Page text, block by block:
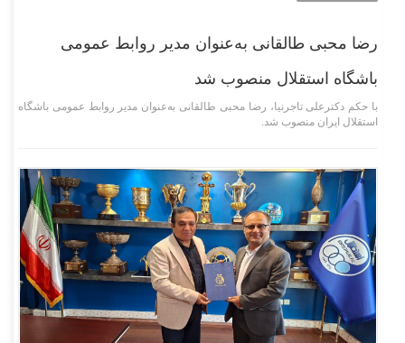
رضا محبی طالقانی به‌عنوان مدیر روابط عمومی
باشگاه استقلال منصوب شد
با حکم دکترعلی تاجرنیا، رضا محبی طالقانی به‌عنوان مدیر روابط عمومی باشگاه
استقلال ایران منصوب شد.